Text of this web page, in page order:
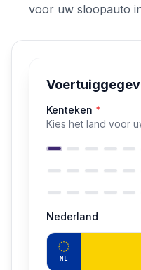
voor uw sloopauto
Kenteken *
Kies het land voor
Nederland
NL